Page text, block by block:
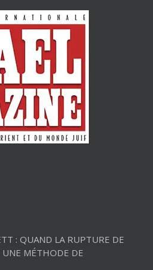
: QUAND LA RUPTURE DE
MÉTHODE DE